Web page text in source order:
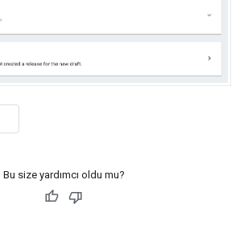
Bu size yardımcı oldu mu?